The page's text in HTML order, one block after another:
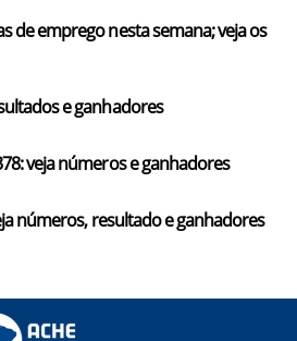
de emprego nesta semana; veja os
e ganhadores
veja números e ganhadores
números, resultado e ganhadores